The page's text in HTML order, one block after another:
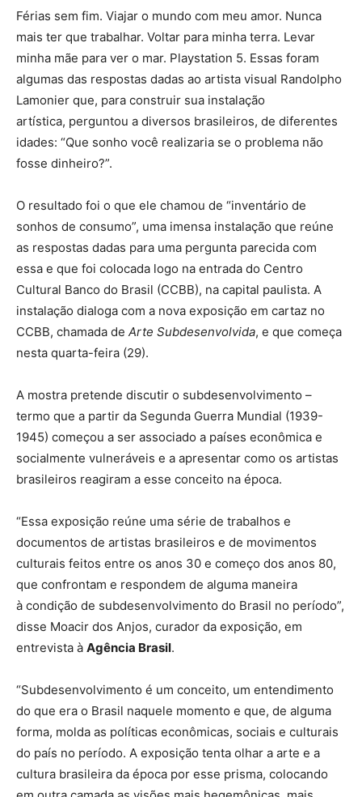
Férias sem fim. Viajar o mundo com meu amor. Nunca
mais ter que trabalhar. Voltar para minha terra. Levar
minha mãe para ver o mar. Playstation 5. Essas foram
algumas das respostas dadas ao artista visual Randolpho
Lamonier que, para construir sua instalação
artística, perguntou a diversos brasileiros, de diferentes
idades: “Que sonho você realizaria se o problema não
fosse dinheiro?”.
O resultado foi o que ele chamou de “inventário de
sonhos de consumo”, uma imensa instalação que reúne
as respostas dadas para uma pergunta parecida com
essa e que foi colocada logo na entrada do Centro
Cultural Banco do Brasil (CCBB), na capital paulista. A
instalação dialoga com a nova exposição em cartaz no
CCBB, chamada de Arte Subdesenvolvida, e que começa
nesta quarta-feira (29).
A mostra pretende discutir o subdesenvolvimento –
termo que a partir da Segunda Guerra Mundial (1939-
1945) começou a ser associado a países econômica e
socialmente vulneráveis e a apresentar como os artistas
brasileiros reagiram a esse conceito na época.
“Essa exposição reúne uma série de trabalhos e
documentos de artistas brasileiros e de movimentos
culturais feitos entre os anos 30 e começo dos anos 80,
que confrontam e respondem de alguma maneira
à condição de subdesenvolvimento do Brasil no período”,
disse Moacir dos Anjos, curador da exposição, em
entrevista à Agência Brasil.
“Subdesenvolvimento é um conceito, um entendimento
do que era o Brasil naquele momento e que, de alguma
forma, molda as políticas econômicas, sociais e culturais
do país no período. A exposição tenta olhar a arte e a
cultura brasileira da época por esse prisma, colocando